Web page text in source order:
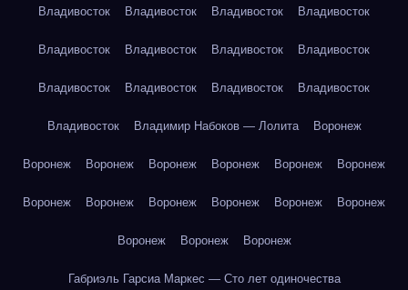
Владивосток Владивосток Владивосток Владивосток
Владивосток Владивосток Владивосток Владивосток
Владивосток Владивосток Владивосток Владивосток
Владивосток Владимир Набоков — Лолита Воронеж
Воронеж Воронеж Воронеж Воронеж Воронеж Воронеж
Воронеж Воронеж Воронеж Воронеж Воронеж Воронеж
Воронеж Воронеж Воронеж
Габриэль Гарсиа Маркес — Сто лет одиночества